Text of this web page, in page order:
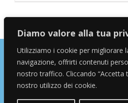
Diamo valore alla tua
Utilizziamo i cookie per migliorare
navigazione, offrirti contenuti
nostro traffico. Cliccando “Accetta
nostro utilizzo dei cookie.
Copyright © 2026 Alessandro Marras |
facebookinstagram